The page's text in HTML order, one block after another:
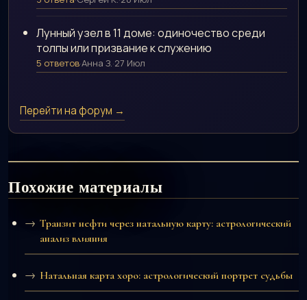
Лунный узел в 11 доме: одиночество среди
толпы или призвание к служению
5 ответов·Анна З.·27 Июл
Перейти на форум →
Похожие материалы
Транзит нефти через натальную карту: астрологический
анализ влияния
Натальная карта хоро: астрологический портрет судьбы